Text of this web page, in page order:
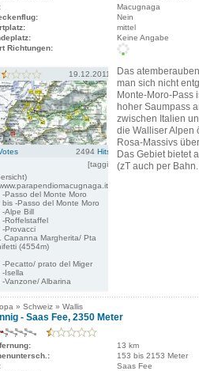
Macugnaga
Nein
mittel
Keine Angabe
Richtungen:
19.12.2011
2494 Hits
[taggi]
-Passo del Monte Moro
bis -Passo del Monte Moro
-Alpe Bill
-Roffelstaffel
-Provacci
Capanna Margherita/ Pta
(4554m)
-Pecatto/ prato del Miger
-Isella
-Vanzone/ Albarina
Das
man sich nicht
Monte-Moro-Pass
hoher Saumpass
zwischen Italien
die Walliser Alpen
Rosa-Massivs
Das Gebiet bietet
(zT auch per
» Schweiz » Wallis
- Saas Fee, 2350 Meter
13 km
153 bis 2153 Meter
Saas Fee